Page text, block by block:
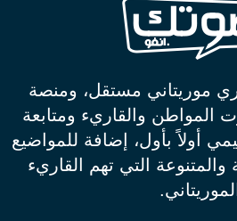
موريتاني مستقل، ومنصة
المواطن والقاريء ومتابعة
أولاً بأول، إضافة للمواضيع
والمتنوعة التي تهم القاريء
الموريتاني.